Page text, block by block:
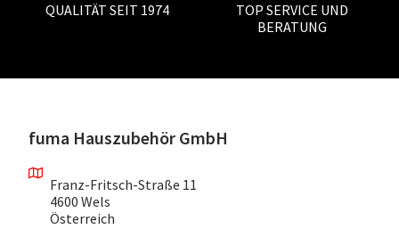
QUALITÄT SEIT 1974
TOP SERVICE UND
BERATUNG
fuma Hauszubehör GmbH
Franz-Fritsch-Straße 11
4600 Wels
Österreich